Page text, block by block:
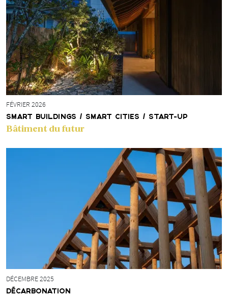
FÉVRIER 2026
SMART BUILDINGS / SMART CITIES / START-UP
Bâtiment du futur
DÉCEMBRE 2025
DÉCARBONATION